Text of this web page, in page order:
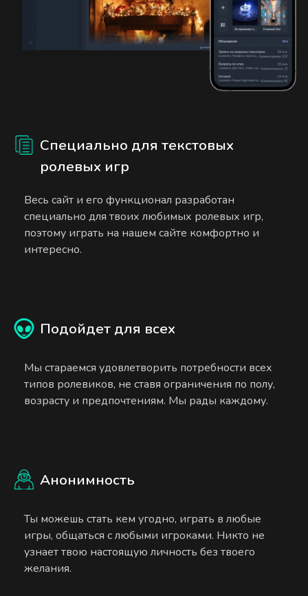
Специально для текстовых
ролевых игр
Весь сайт и его функционал разработан
специально для твоих любимых ролевых игр,
поэтому играть на нашем сайте комфортно и
интересно.
Подойдет для всех
Мы стараемся удовлетворить потребности всех
типов ролевиков, не ставя ограничения по полу,
возрасту и предпочтениям. Мы рады каждому.
Анонимность
Ты можешь стать кем угодно, играть в любые
игры, общаться с любыми игроками. Никто не
узнает твою настоящую личность без твоего
желания.